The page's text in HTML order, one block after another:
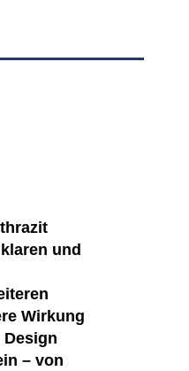
und
Wirkung
– von